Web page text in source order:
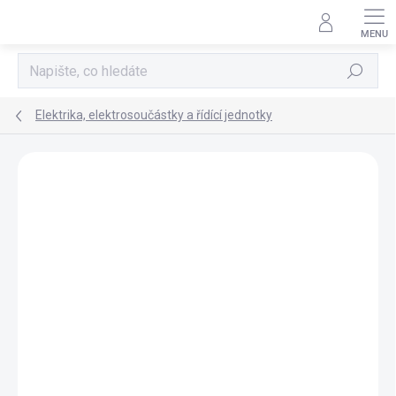
Hledat
Elektrika, elektrosoučástky a řídící jednotky